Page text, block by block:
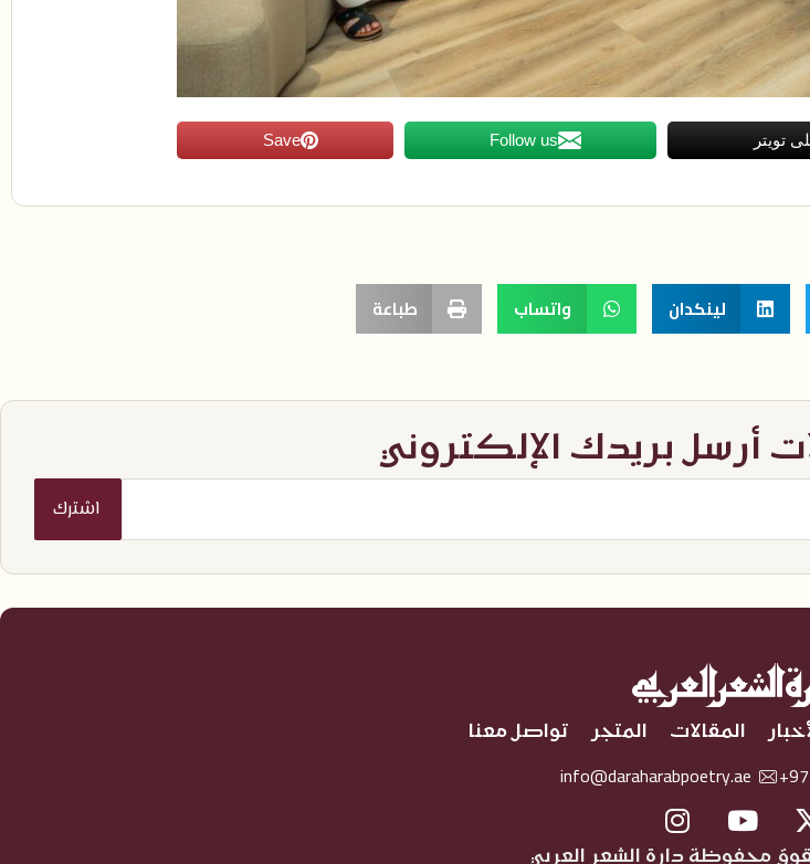
تويتر Follow us
Save
لينكدان واتساب طباعة
أرسل بريدك الإلكتروني
المقالات المتجر تواصل معنا
info@daraharabpoetry.ae